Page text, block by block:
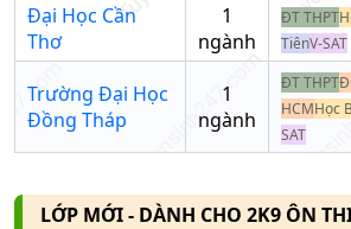
Khoa
học
A00 15
tốt nghiệp THPT
Trường học
Nhập
trường
Đại Học Cần
Thơ
1
ngành
ĐT THPT
TiênV-SAT
Trường Đại Học
Đồng Tháp
1
ngành
ĐT THPT
HCMHọc
SAT
LỚP MỚI - DÀNH CHO 2K9 ÔN